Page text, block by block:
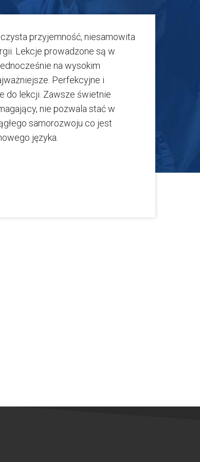
przyjemność, niesamowita
Lekcje prowadzone są w
na wysokim
Perfekcyjne i
do lekcji. Zawsze świetnie
nie pozwala stać w
samorozwoju co jest
języka.